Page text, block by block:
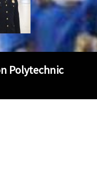
Polytechnic